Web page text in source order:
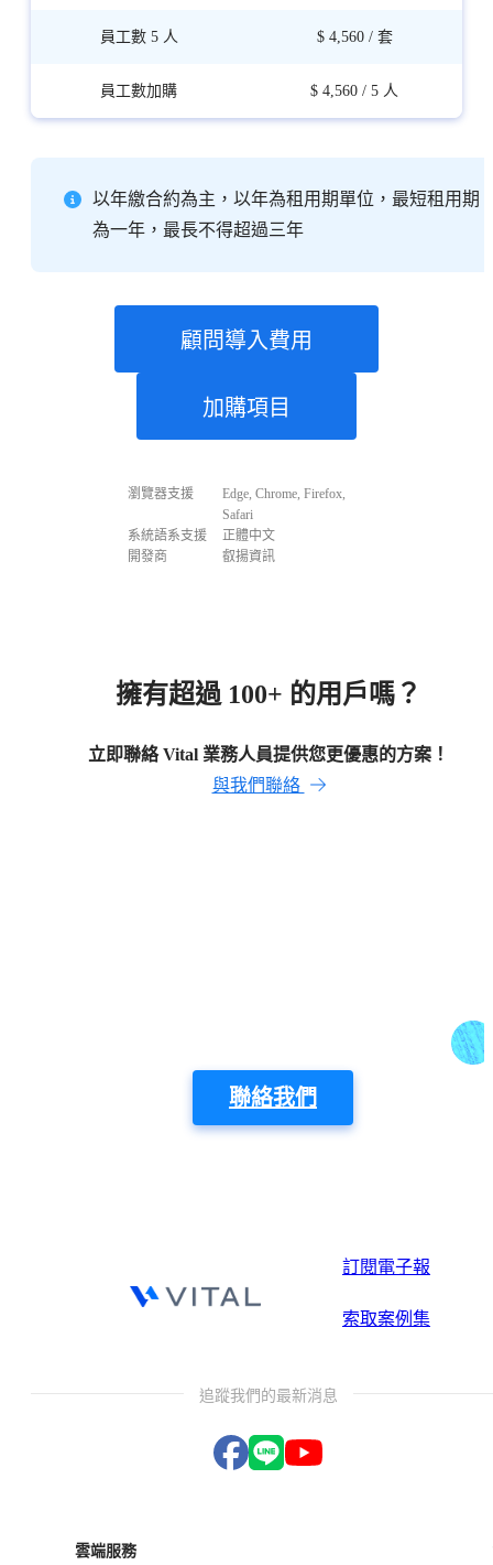
以年繳合約為主，以年為租用期單位，最短租用期
為一年，最長不得超過三年
顧問導入費用
加購項目
瀏覽器支援
Edge, Chrome, Firefox,
Safari
系統語系支援
正體中文
開發商
叡揚資訊
擁有超過 100+ 的用戶嗎？
立即聯絡 Vital 業務人員提供您更優惠的方案！
與我們聯絡
聯絡我們
訂閱電子報
索取案例集
追蹤我們的最新消息
雲端服務